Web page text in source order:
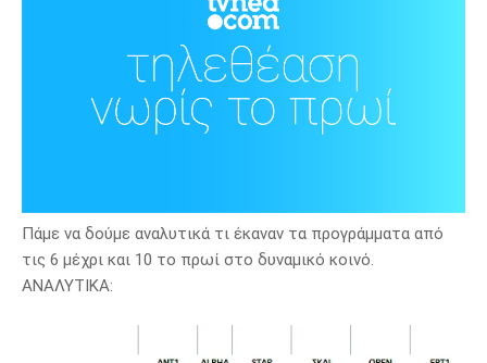
Πάμε να δούμε αναλυτικά τι έκαναν τα προγράμματα από
τις 6 μέχρι και 10 το πρωί στο δυναμικό κοινό.
ΑΝΑΛΥΤΙΚΑ: